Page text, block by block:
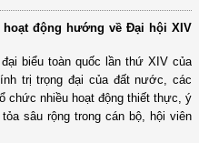
hoạt động hướng về Đại hội XIV
biểu toàn quốc lần thứ XIV của
trị trọng đại của đất nước, các
chức nhiều hoạt động thiết thực, ý
sâu rộng trong cán bộ, hội viên